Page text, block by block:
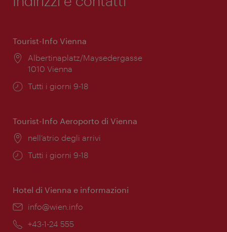
Tourist-Info Vienna
Posizione:
Albertinaplatz/Maysedergasse
1010 Vienna
Orari
Tutti i giorni 9-18
Tourist-Info Aeroporto di Vienna
Posizione:
nell’atrio degli arrivi
Orari
Tutti i giorni 9-18
Hotel di Vienna e informazioni
Email:
info@wien.info
Telefono:
+43-1-24 555